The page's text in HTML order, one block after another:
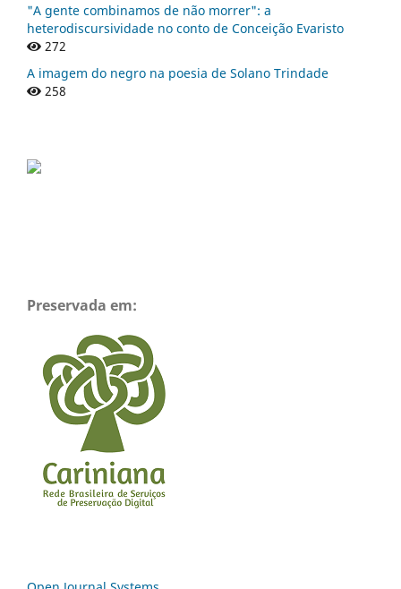
"A gente combinamos de não morrer": a
heterodiscursividade no conto de Conceição Evaristo
272
A imagem do negro na poesia de Solano Trindade
258
Preservada em: